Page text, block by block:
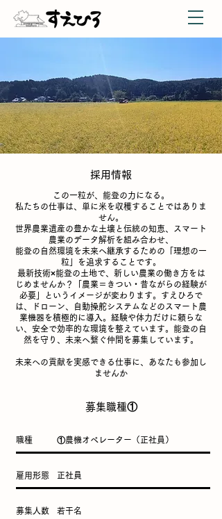
​採用情報
この一粒が、能登の力になる。
私たちの仕事は、単に米を収穫することではありま
せん。
世界農業遺産の豊かな土壌と伝統の知恵、スマート
農業のデータ解析を組み合わせ、
能登の自然環境を未来へ継承するための「理想の一
粒」を追求することです。
最新技術×能登の土地で、新しい農業の働き方をは
じめませんか？
「農業＝きつい・昔ながらの経験が
必要」というイメージが変わります。すえひろで
は、ドローン、自動操舵システムなどのスマート農
業機器を積極的に導入。経験や体力だけに頼らな
い、安全で効率的な環境を整えています。能登の自
然を守り、未来へ繋ぐ仲間を募集しています。
未来への貢献を実感できる仕事に、あなたも参加し
ませんか
​募集職種①
​職種①農機オペレーター（正社員）
雇用形態 ​正社員
募集人数 ​若干名